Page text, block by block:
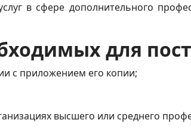
в сфере дополнительного
для
с приложением его копии;
высшего или среднего